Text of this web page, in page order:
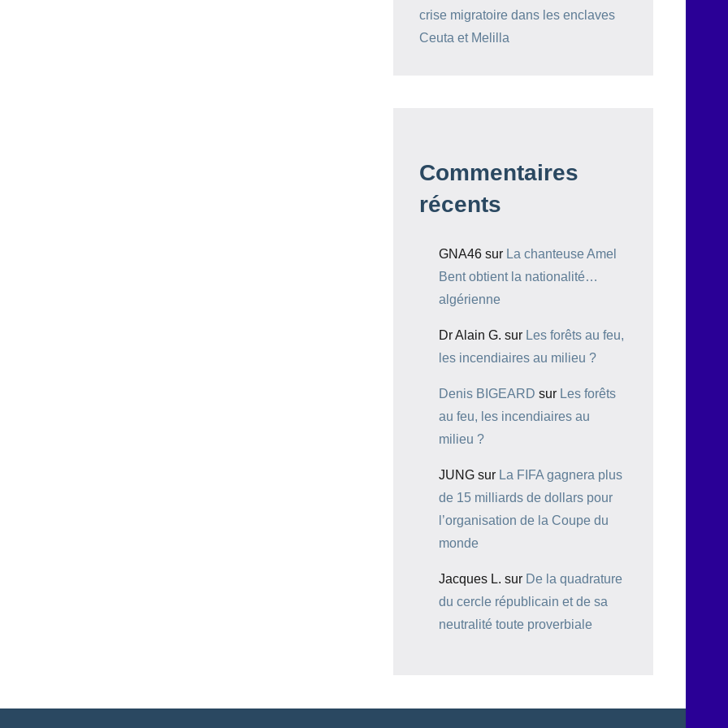
crise migratoire dans les enclaves
Ceuta et Melilla
Commentaires
récents
GNA46 sur La chanteuse Amel
Bent obtient la nationalité…
algérienne
Dr Alain G. sur Les forêts au feu,
les incendiaires au milieu ?
Denis BIGEARD sur Les forêts
au feu, les incendiaires au
milieu ?
JUNG sur La FIFA gagnera plus
de 15 milliards de dollars pour
l’organisation de la Coupe du
monde
Jacques L. sur De la quadrature
du cercle républicain et de sa
neutralité toute proverbiale